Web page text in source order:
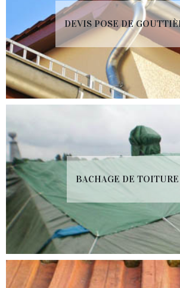
DEVIS POSE DE
BACHAGE DE